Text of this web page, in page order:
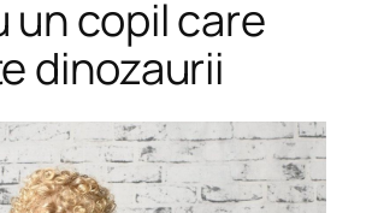
un copil care
dinozaurii